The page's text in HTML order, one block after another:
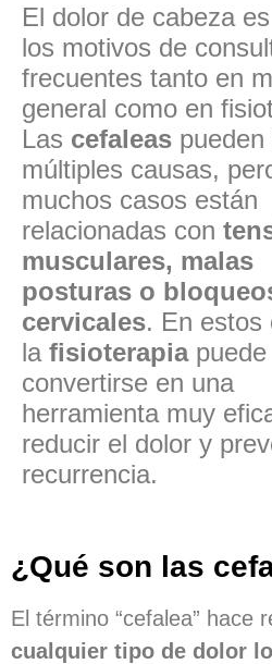
El dolor de cabeza
los motivos de
frecuentes tanto en
general como en
Las cefaleas
múltiples causas,
muchos casos están
relacionadas con
musculares, malas
posturas o
cervicales. En estos
la fisioterapiapuede
convertirse en una
herramienta muy
reducir el dolor y
recurrencia.
¿Qué son las
El término “cefalea” hace
cualquier tipo de dolor